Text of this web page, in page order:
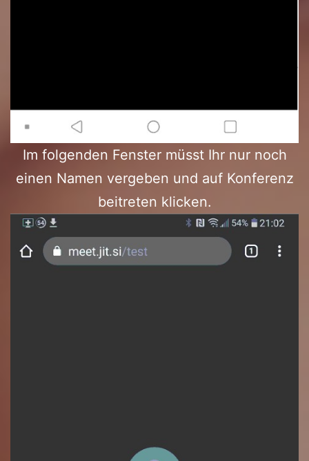
Im folgenden Fenster müsst Ihr nur noch
einen Namen vergeben und auf Konferenz
beitreten klicken.